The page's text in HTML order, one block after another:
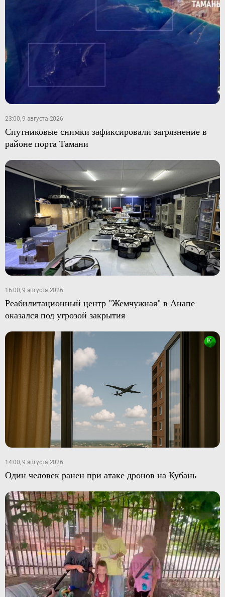
23:00, 9 августа 2026
Спутниковые снимки зафиксировали загрязнение в
районе порта Тамани
16:00, 9 августа 2026
Реабилитационный центр "Жемчужная" в Анапе
оказался под угрозой закрытия
14:00, 9 августа 2026
Один человек ранен при атаке дронов на Кубань